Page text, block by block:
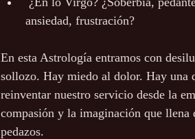
ansiedad, frustración?
En esta Astrología entramos con
sollozo. Hay miedo al dolor. Hay una
reinventar nuestro servicio desde la
compasión y la imaginación que
pedazos.